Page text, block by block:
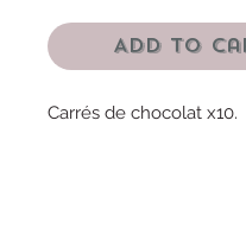
Add to
Carrés de chocolat x10.